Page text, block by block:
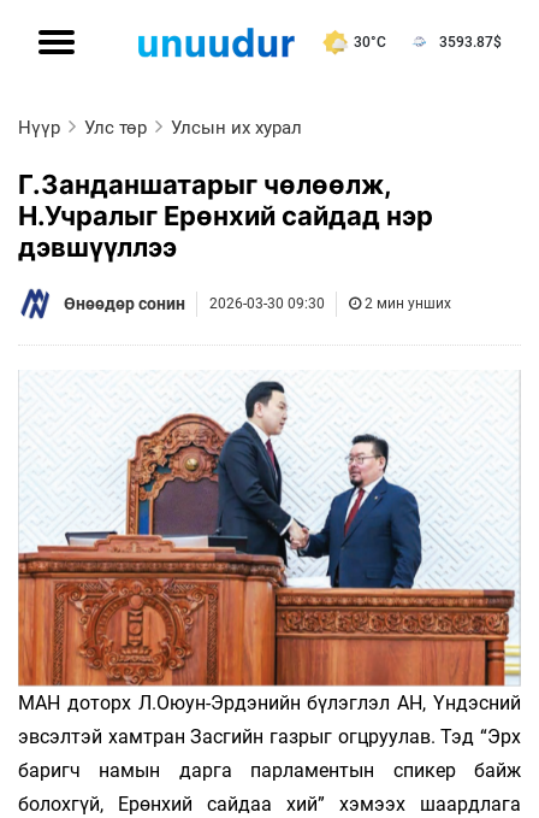
30°C 3593.87$
Нүүр Улс төр Улсын их хурал
Г.Занданшатарыг чөлөөлж,
Н.Учралыг Ерөнхий сайдад нэр
дэвшүүллээ
Өнөөдөр сонин 2026-03-30 09:30 2 мин унших
МАН доторх Л.Оюун-Эрдэнийн бүлэглэл АН, Үндэсний
эвсэлтэй хамтран Засгийн газрыг огцруулав. Тэд “Эрх
баригч намын дарга парламентын спикер байж
болохгүй, Ерөнхий сайдаа хий” хэмээх шаардлага